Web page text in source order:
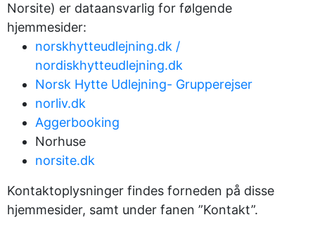
Norsite) er dataansvarlig for følgende
hjemmesider:
norskhytteudlejning.dk /
nordiskhytteudlejning.dk
Norsk Hytte Udlejning- Grupperejser
norliv.dk
Aggerbooking
Norhuse
norsite.dk
Kontaktoplysninger findes forneden på disse
hjemmesider, samt under fanen ”Kontakt”.